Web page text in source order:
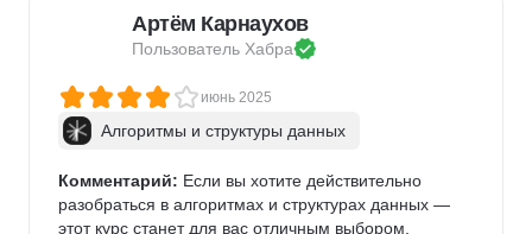
Артём Карнаухов
Пользователь Хабра
июнь 2025
Алгоритмы и структуры данных
Комментарий: Если вы хотите действительно
разобраться в алгоритмах и структурах данных —
этот курс станет для вас отличным выбором.